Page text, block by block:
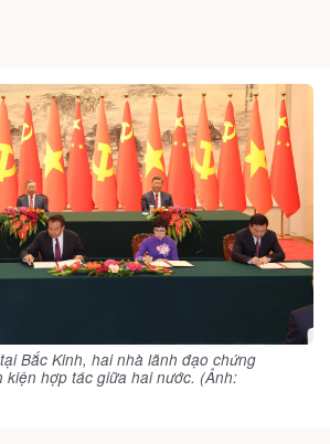
Bắc Kinh, hai nhà lãnh đạo chứng
kiện hợp tác giữa hai nước. (Ảnh: